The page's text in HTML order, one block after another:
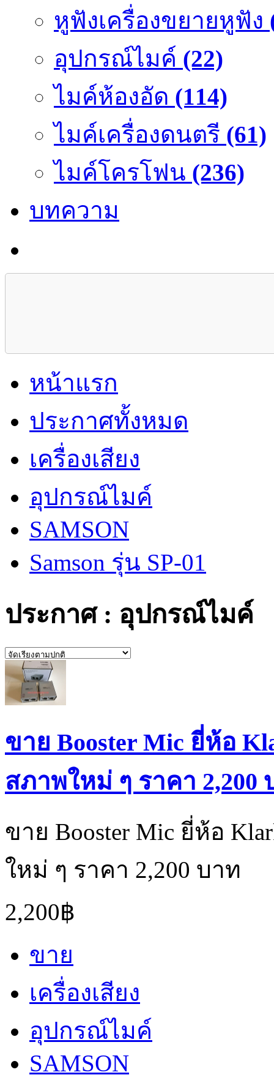
หูฟังเครื่องขยายหูฟัง
อุปกรณ์ไมค์ (22)
ไมค์ห้องอัด (114)
ไมค์เครื่องดนตรี (61)
ไมค์โครโฟน (236)
บทความ
หน้าแรก
ประกาศทั้งหมด
เครื่องเสียง
อุปกรณ์ไมค์
SAMSON
Samson รุ่น SP-01
ประกาศ : อุปกรณ์ไมค์
ขาย Booster Mic ยี่ห้อ
สภาพใหม่ ๆ ราคา 2,200
ขาย Booster Mic ยี่ห้อ
ใหม่ ๆ ราคา 2,200 บาท
2,200฿
ขาย
เครื่องเสียง
อุปกรณ์ไมค์
SAMSON